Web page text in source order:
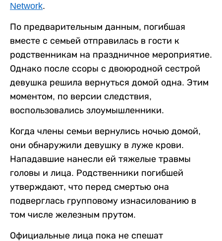
Network.
По предварительным данным, погибшая
вместе с семьей отправилась в гости к
родственникам на праздничное мероприятие.
Однако после ссоры с двоюродной сестрой
девушка решила вернуться домой одна. Этим
моментом, по версии следствия,
воспользовались злоумышленники.
Когда члены семьи вернулись ночью домой,
они обнаружили девушку в луже крови.
Нападавшие нанесли ей тяжелые травмы
головы и лица. Родственники погибшей
утверждают, что перед смертью она
подверглась групповому изнасилованию в
том числе железным прутом.
Официальные лица пока не спешат